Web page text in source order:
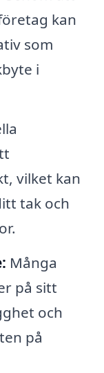
kan
som
i
vilket kan
tak och
Många
på sitt
och
på